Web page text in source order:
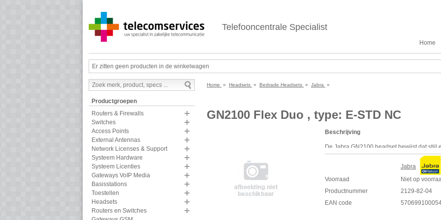
Telefooncentrale Specialist
Home
Er zitten geen producten in de winkelwagen
Productgroepen
Routers & Firewalls
Switches
Access Points
External Antennas
Network Licenses & Support
Systeem Hardware
Systeem Licenties
Gateways VoIP Media
Basisstations
Toestellen
Headsets
Routers en Switches
Home » Headsets » Bedrade Headsets » Jabra »
GN2100 Flex Duo , type: E-STD NC
Beschrijving
De Jabra GN2100 headset bewijst dat
het contact center of op kantoor. De Jabra
canceling microfoontechnologie,
kiezen, allemaal in een lichtgewicht,
Specificaties
Flexibel 3-in-1 ontwerp voor draagstijl
Jabra
Voorraad
Niet op
Productnummer
2129-82-04
EAN code